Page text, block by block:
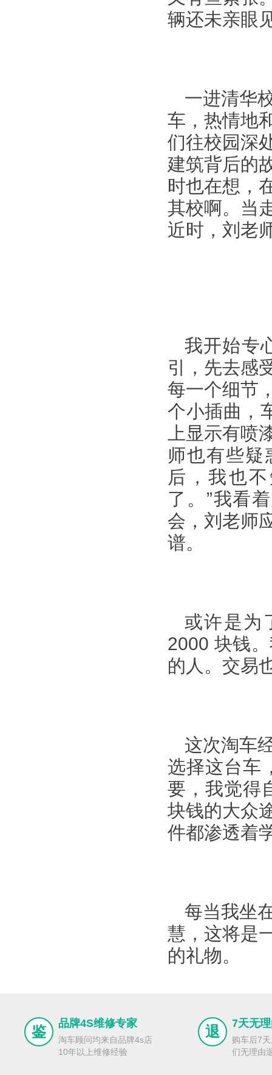
辆还未亲眼
一进清华
车，热情地
们往校园深
建筑背后的
时也在想，
其校啊。当
近时，刘老
我开始专
引，先去感
每一个细节
个小插曲，
上显示有喷
师也有些疑
后，我也
了。”我看
会，刘老师
谱。
或许是为
2000 块钱
的人。交易
这次淘车
选择这台车
要，我觉得
块钱的大众
件都渗透着
每当我坐
慧，这将是
的礼物。
鉴 品牌4S维修专家
淘车顾问均来自品牌4s店
10年以上维修经验
退 7天无
购车后7
们无理由